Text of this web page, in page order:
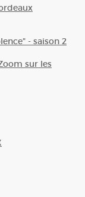
- saison 2
sur les